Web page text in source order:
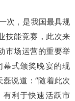
次，是我国最具规
技能竞赛，此次来
市场运营的重要举
式颁奖晚宴的现
说道：“随着此次
利于快速活跃市